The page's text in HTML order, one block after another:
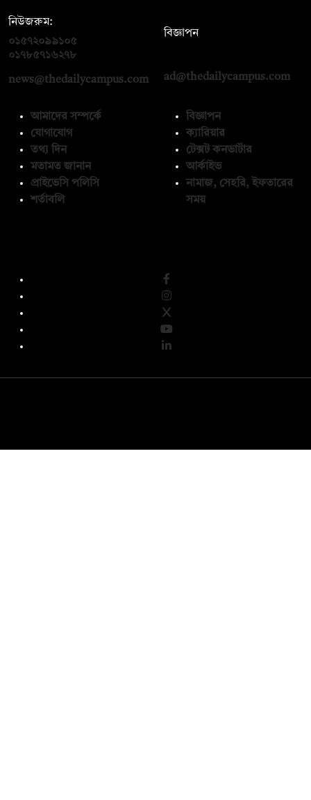
নিউজরুম:
০১৫৭২০৯৯১০৫
০১৭৮৫৭১৬২৭৮
news@thedailycampus.com
বিজ্ঞাপন
ad@thedailycampus.com
আমাদের সম্পর্কে
যোগাযোগ
তথ্য দিন
মতামত জানান
প্রাইভেসি পলিসি
শর্তাবলি
বিজ্ঞাপন
ক্যারিয়ার
টেক্সট কনভার্টার
আর্কাইভ
নামাজ, সেহরি, ইফতারের
সময়